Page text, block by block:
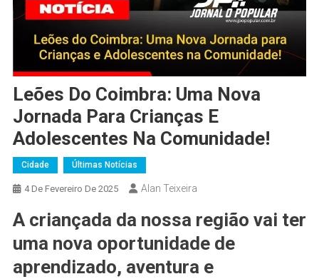
Leões Do Coimbra: Uma Nova
Jornada Para Crianças E
Adolescentes Na Comunidade!
Cidade Últimas Notícias
4 De Fevereiro De 2025 Alan Teixeira
A criançada da nossa região vai ter
uma nova oportunidade de
aprendizado, aventura e